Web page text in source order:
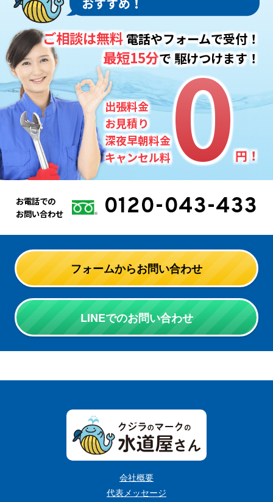
出張料金
お見積り
深夜早朝料金
キャンセル料0
0円！
ご相談は無料電話やフォームで受付！
最短15分で駆けつけます！
お電話での
お問い合わせ
0120-043-433
フォームからお問い合わせ
LINEでのお問い合わせ
会社概要
代表メッセージ